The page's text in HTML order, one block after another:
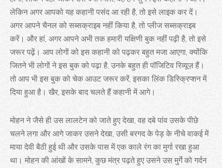
लेकिन अगर आपको यह कहानी पसंद आ रही है, तो इसे लाइक कर दें।
अगर आपने चैनल को सब्सक्राइब नहीं किया है, तो प्लीज सब्सक्राइब
करें। और हां, अगर आपने अभी तक हमारी यक्षिणी बुक नहीं पढ़ी है, तो इसे
जरूर पढ़ें। आप लोगों को इस कहानी को पढ़कर बहुत मजा आएगा, क्योंकि
जितने भी लोगों ने इस बुक को पढ़ा है, उनके बहुत ही पॉजिटिव रिव्यूज़ हैं।
तो आप भी इस बुक को चेक आउट जरूर करें, इसका लिंक डिस्क्रिप्शन में
दिया हुआ है। खैर, इसके बाद चलते हैं कहानी में आगे।
मोहन ने जैसे ही उस लालटेन को जाते हुए देखा, वह दबे पांव उसके पीछे
चलने लगा और आगे जाकर उसने देखा, उसी बरगद के पेड़ के नीचे वाकई में
माया देवी बैठी हुई थी और उसके पास में एक काले रंग का मुर्गा रखा हुआ
था। मोहन की आंखों के सामने, कुछ मंत्र पढ़ते हुए उसने उस मुर्गे को गर्दन